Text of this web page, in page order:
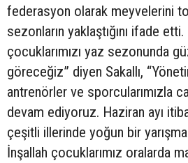
federasyon olarak meyvelerini
sezonların yaklaştığını ifade etti.
çocuklarımızı yaz sezonunda
göreceğiz” diyen Sakallı,
antrenörler ve sporcularımızla
devam ediyoruz. Haziran ayı
çeşitli illerinde yoğun bir
İnşallah çocuklarımız oralarda